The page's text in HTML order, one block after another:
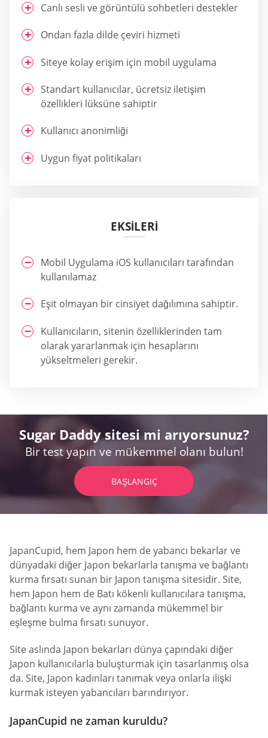
Canlı sesli ve görüntülü sohbetleri destekler
Ondan fazla dilde çeviri hizmeti
Siteye kolay erişim için mobil uygulama
Standart kullanıcılar, ücretsiz iletişim
özellikleri lüksüne sahiptir
Kullanıcı anonimliği
Uygun fiyat politikaları
EKSİLERİ
Mobil Uygulama iOS kullanıcıları tarafından
kullanılamaz
Eşit olmayan bir cinsiyet dağılımına sahiptir.
Kullanıcıların, sitenin özelliklerinden tam
olarak yararlanmak için hesaplarını
yükseltmeleri gerekir.
Sugar Daddy sitesi mi arıyorsunuz?
Bir test yapın ve mükemmel olanı bulun!
BAŞLANGIÇ
JapanCupid, hem Japon hem de yabancı bekarlar ve
dünyadaki diğer Japon bekarlarla tanışma ve bağlantı
kurma fırsatı sunan bir Japon tanışma sitesidir. Site,
hem Japon hem de Batı kökenli kullanıcılara tanışma,
bağlantı kurma ve aynı zamanda mükemmel bir
eşleşme bulma fırsatı sunuyor.
Site aslında Japon bekarları dünya çapındaki diğer
Japon kullanıcılarla buluşturmak için tasarlanmış olsa
da. Site, Japon kadınları tanımak veya onlarla ilişki
kurmak isteyen yabancıları barındırıyor.
JapanCupid ne zaman kuruldu?